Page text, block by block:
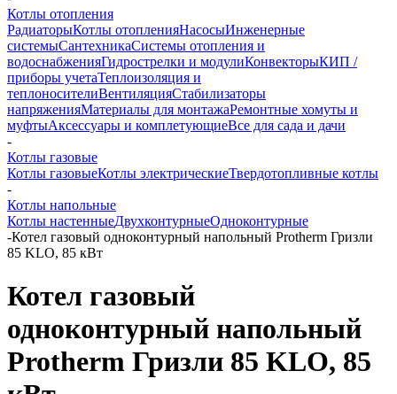
Котлы отопления
РадиаторыКотлы отопленияНасосыИнженерные
системыСантехникаСистемы отопления и
водоснабженияГидрострелки и модулиКонвекторыКИП /
приборы учетаТеплоизоляция и
теплоносителиВентиляцияСтабилизаторы
напряженияМатериалы для монтажаРемонтные хомуты и
муфтыАксессуары и комплетующиеВсе для сада и дачи
-
Котлы газовые
Котлы газовыеКотлы электрическиеТвердотопливные котлы
-
Котлы напольные
Котлы настенныеДвухконтурныеОдноконтурные
-Котел газовый одноконтурный напольный Protherm Гризли
85 KLO, 85 кВт
Котел газовый
одноконтурный напольный
Protherm Гризли 85 KLO, 85